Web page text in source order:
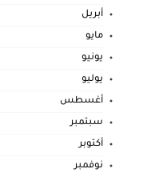
أبريل
مايو
يونيو
يوليو
أغسطس
سبتمبر
أكتوبر
نوفمبر